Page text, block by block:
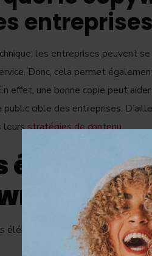
les entreprises peuvent
Donc, cela permet
effet, une bonne copie peut
public cible des entreprises.
leursstratégies de contenu.
éléments
éléments qui constituent les